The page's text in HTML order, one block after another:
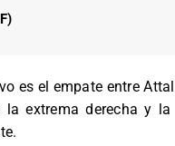
es el empate entre
extrema derecha y